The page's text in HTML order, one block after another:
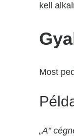
kell
Most
„A”